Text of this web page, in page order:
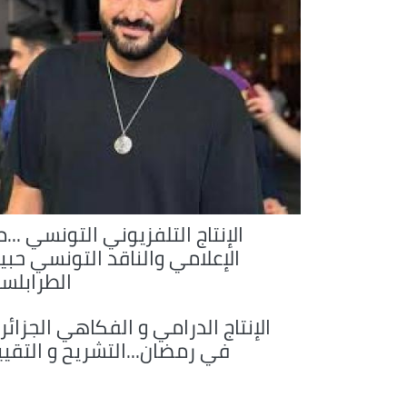
الإنتاج التلفزيوني التونسي
الإعلامي والناقد التونسي
الإنتاج الدرامي و الفكاهي
في رمضان...التشريح و